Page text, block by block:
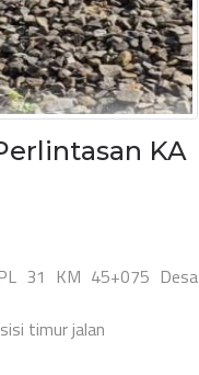
KA
31 KM 45+075 Desa
timur jalan